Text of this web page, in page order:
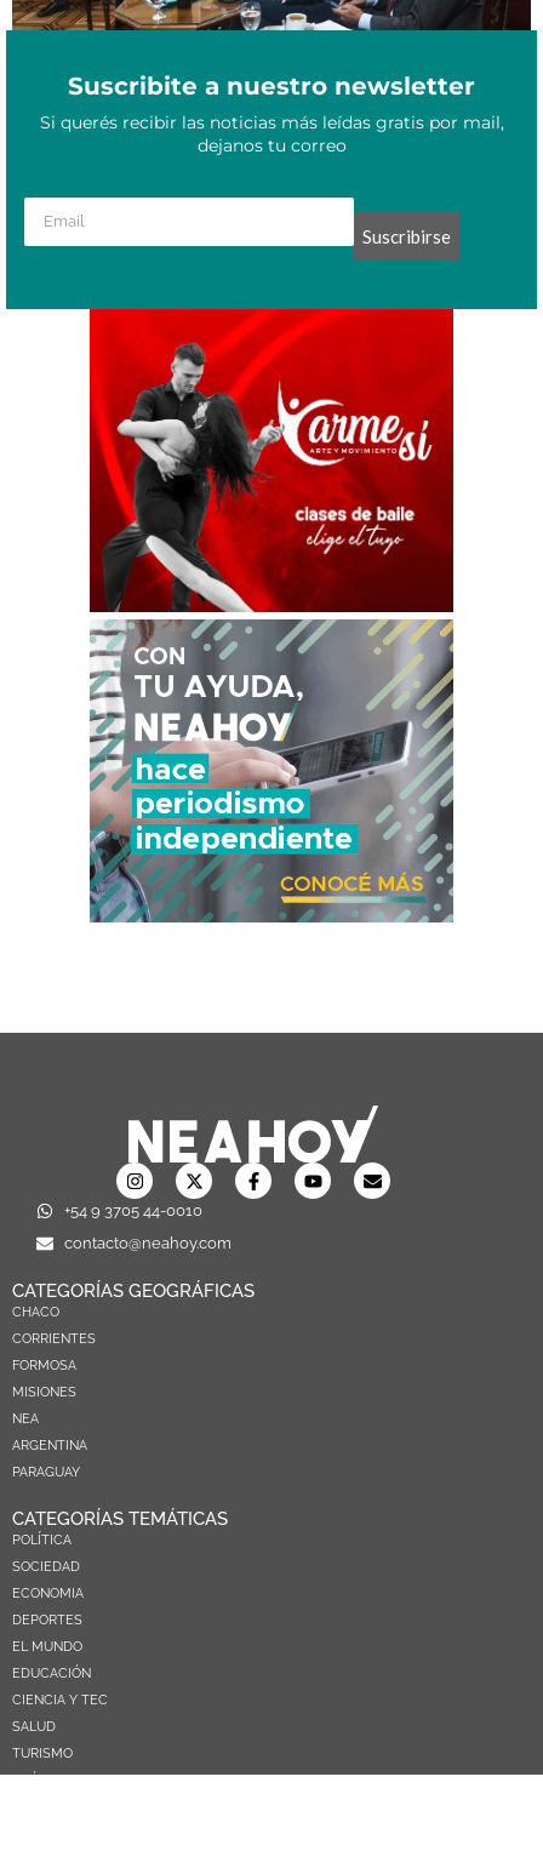
Suscribite a nuestro newsletter
Si querés recibir las noticias más leídas gratis por mail,
dejanos tu correo
Suscribirse
+54 9 3705 44-0010
contacto@neahoy.com
CATEGORÍAS GEOGRÁFICAS
CHACO
CORRIENTES
FORMOSA
MISIONES
NEA
ARGENTINA
PARAGUAY
CATEGORÍAS TEMÁTICAS
POLÍTICA
SOCIEDAD
ECONOMIA
DEPORTES
EL MUNDO
EDUCACIÓN
CIENCIA Y TEC
SALUD
TURISMO